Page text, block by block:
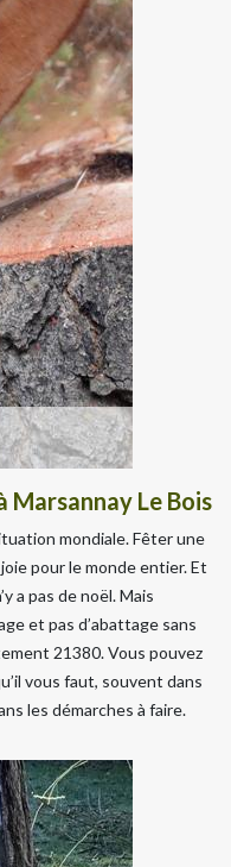
Marsannay Le Bois
mondiale. Fêter une
pour le monde entier. Et
a pas de noël. Mais
et pas d’abattage sans
21380. Vous pouvez
vous faut, souvent dans
les démarches à faire.